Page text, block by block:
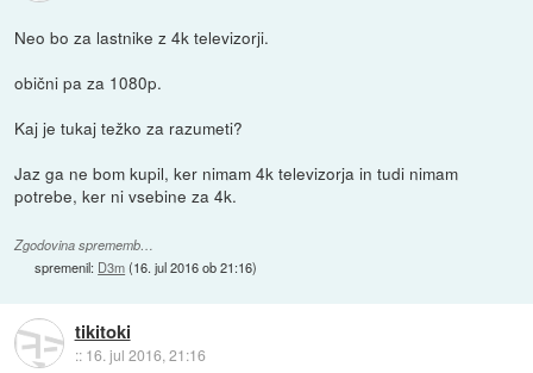
Neo bo za lastnike z 4k televizorji.
obični pa za 1080p.
Kaj je tukaj težko za razumeti?
Jaz ga ne bom kupil, ker nimam 4k televizorja in tudi nimam
potrebe, ker ni vsebine za 4k.
Zgodovina sprememb…
spremenil: D3m(16. jul 2016 ob 21:16)
tikitoki
:: 16. jul 2016, 21:16